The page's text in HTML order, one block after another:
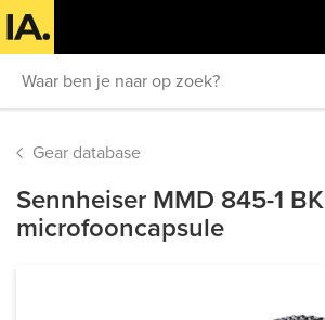
Gear database
Sennheiser MMD 845-1 BK
microfooncapsule